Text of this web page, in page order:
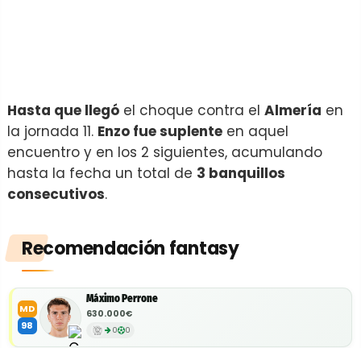
Hasta que llegó el choque contra el Almería en
la jornada 11. Enzo fue suplente en aquel
encuentro y en los 2 siguientes, acumulando
hasta la fecha un total de 3 banquillos
consecutivos.
Recomendación fantasy
MD
98
Máximo Perrone
630.000€
0 0